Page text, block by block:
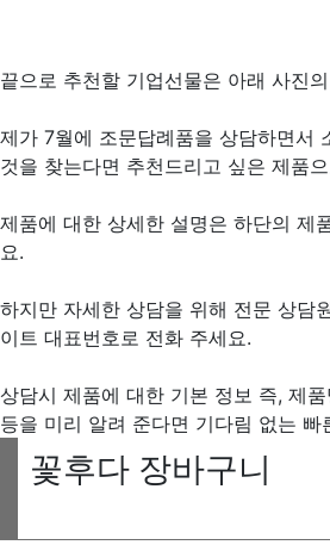
끝으로 추천할 기업선물은 아래 사진
제가 7월에 조문답례품을 상담하면서
것을 찾는다면 추천드리고 싶은 제품
제품에 대한 상세한 설명은 하단의 제
요.
하지만 자세한 상담을 위해 전문 상담
이트 대표번호로 전화 주세요.
상담시 제품에 대한 기본 정보 즉, 제
등을 미리 알려 준다면 기다림 없는 빠
꽃후다 장바구니